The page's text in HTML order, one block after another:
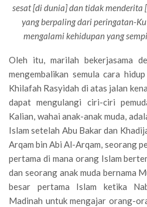
sesat [di dunia] dan tidak menderita
yang berpaling dari peringatan-
mengalami kehidupan yang
Oleh itu, marilah bekerjasama
mengembalikan semula cara
Khilafah Rasyidah di atas jalan
dapat mengulangi ciri-ciri
Kalian, wahai anak-anak muda,
Islam setelah Abu Bakar dan
Arqam bin Abi Al-Arqam, seorang
pertama di mana orang Islam
dan seorang anak muda bernama
besar pertama Islam ketika
Madinah untuk mengajar orang-